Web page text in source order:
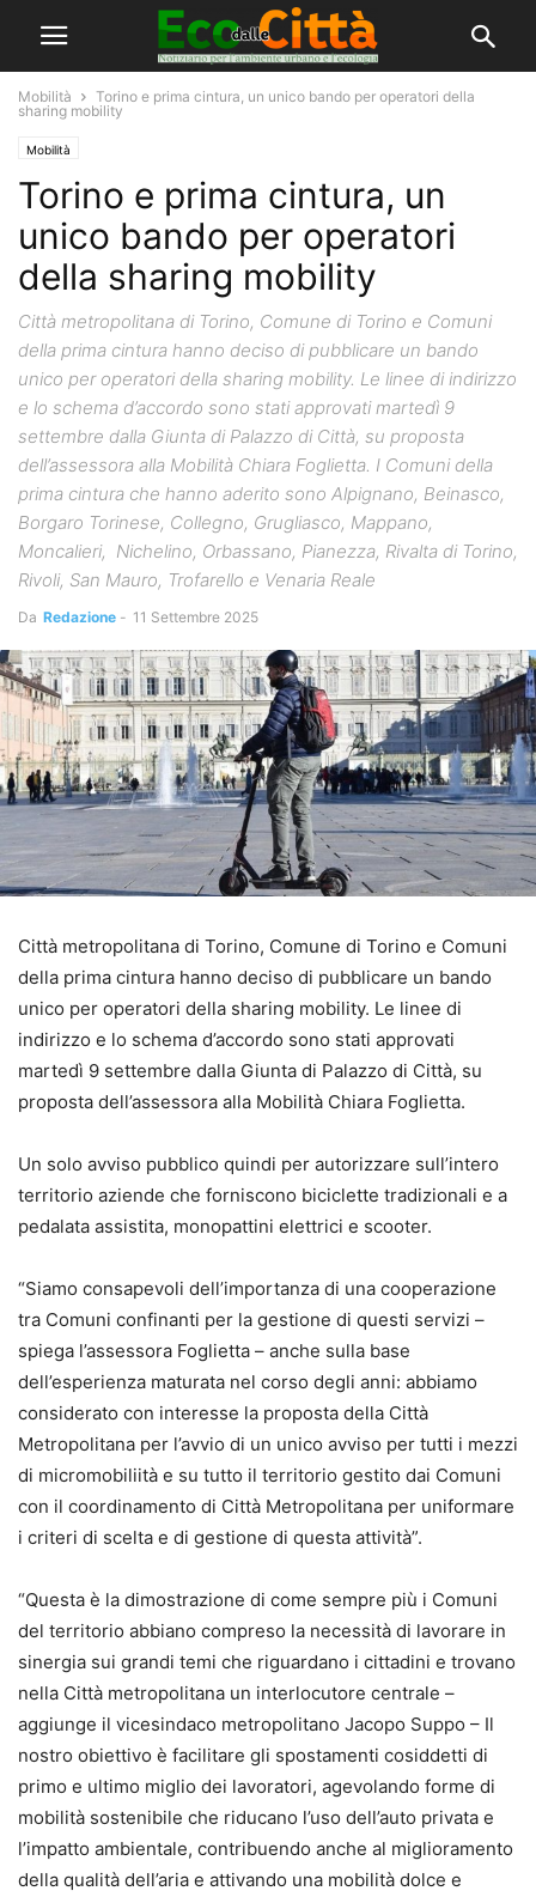
Mobilità
Torino e prima cintura, un unico bando per operatori della
sharing mobility
Mobilità
Torino e prima cintura, un
unico bando per operatori
della sharing mobility
Città metropolitana di Torino, Comune di Torino e Comuni
della prima cintura hanno deciso di pubblicare un bando
unico per operatori della sharing mobility. Le linee di indirizzo
e lo schema d’accordo sono stati approvati martedì 9
settembre dalla Giunta di Palazzo di Città, su proposta
dell’assessora alla Mobilità Chiara Foglietta. I Comuni della
prima cintura che hanno aderito sono Alpignano, Beinasco,
Borgaro Torinese, Collegno, Grugliasco, Mappano,
Moncalieri, Nichelino, Orbassano, Pianezza, Rivalta di Torino,
Rivoli, San Mauro, Trofarello e Venaria Reale
Da Redazione - 11 Settembre 2025
Città metropolitana di Torino, Comune di Torino e Comuni
della prima cintura hanno deciso di pubblicare un bando
unico per operatori della sharing mobility. Le linee di
indirizzo e lo schema d’accordo sono stati approvati
martedì 9 settembre dalla Giunta di Palazzo di Città, su
proposta dell’assessora alla Mobilità Chiara Foglietta.
Un solo avviso pubblico quindi per autorizzare sull’intero
territorio aziende che forniscono biciclette tradizionali e a
pedalata assistita, monopattini elettrici e scooter.
“Siamo consapevoli dell’importanza di una cooperazione
tra Comuni confinanti per la gestione di questi servizi –
spiega l’assessora Foglietta – anche sulla base
dell’esperienza maturata nel corso degli anni: abbiamo
considerato con interesse la proposta della Città
Metropolitana per l’avvio di un unico avviso per tutti i mezzi
di micromobiliità e su tutto il territorio gestito dai Comuni
con il coordinamento di Città Metropolitana per uniformare
i criteri di scelta e di gestione di questa attività”.
“Questa è la dimostrazione di come sempre più i Comuni
del territorio abbiano compreso la necessità di lavorare in
sinergia sui grandi temi che riguardano i cittadini e trovano
nella Città metropolitana un interlocutore centrale –
aggiunge il vicesindaco metropolitano Jacopo Suppo – Il
nostro obiettivo è facilitare gli spostamenti cosiddetti di
primo e ultimo miglio dei lavoratori, agevolando forme di
mobilità sostenibile che riducano l’uso dell’auto privata e
l’impatto ambientale, contribuendo anche al miglioramento
della qualità dell’aria e attivando una mobilità dolce e